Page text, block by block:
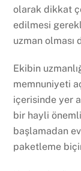
olarak dikkat
edilmesi
uzman olması
Ekibin
memnuniyeti
içerisinde yer
bir hayli
başlamadan
paketleme